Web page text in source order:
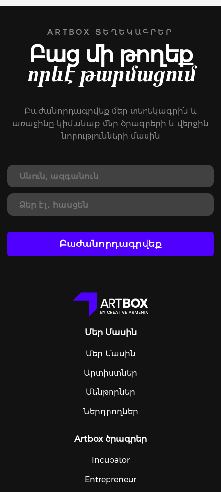
ARTBOX ՏԵՂԵԿԱԳՐԵՐ
Բաց մի թողեք
որևէ թարմացում
Բաժանորդագրվեք մեր տեղեկագրին և
առաջինը կիմանաք մեր ծրագրերի և վերջին
նորությունների մասին
Բաժանորդագրվեք
Մեր Մասին
Մեր Մասին
Արտիստներ
Մենթորներ
Ներդրողներ
Artbox ծրագրեր
Incubator
Entrepreneur